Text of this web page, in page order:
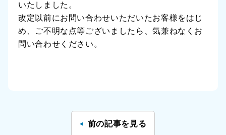
いたしました。
改定以前にお問い合わせいただいたお客様をはじ
め、ご不明な点等ございましたら、気兼ねなくお
問い合わせください。
前の記事を見る